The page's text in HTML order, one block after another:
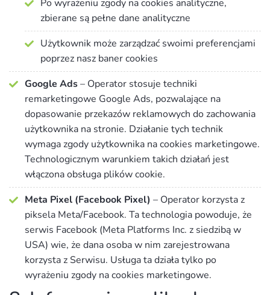
Po wyrażeniu zgody na cookies analityczne,
zbierane są pełne dane analityczne
Użytkownik może zarządzać swoimi preferencjami
poprzez nasz baner cookies
Google Ads– Operator stosuje techniki
remarketingowe Google Ads, pozwalające na
dopasowanie przekazów reklamowych do zachowania
użytkownika na stronie. Działanie tych technik
wymaga zgody użytkownika na cookies marketingowe.
Technologicznym warunkiem takich działań jest
włączona obsługa plików cookie.
Meta Pixel (Facebook Pixel) – Operator korzysta z
piksela Meta/Facebook. Ta technologia powoduje, że
serwis Facebook (Meta Platforms Inc. z siedzibą w
USA) wie, że dana osoba w nim zarejestrowana
korzysta z Serwisu. Usługa ta działa tylko po
wyrażeniu zgody na cookies marketingowe.